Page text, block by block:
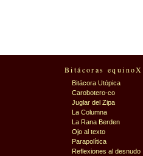
Bitácoras
Bitácora Utópica
Carobotero-co
Juglar del Zipa
La Columna
La Rana Berden
Ojo al texto
Parapolítica
Reflexiones al desnudo